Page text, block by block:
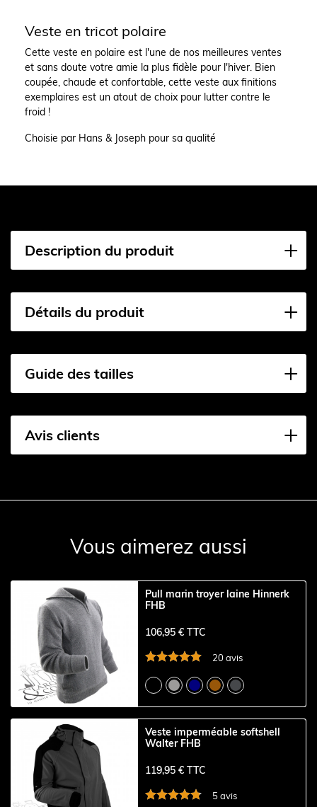
Veste en tricot polaire
Cette veste en polaire est l'une de nos meilleures ventes
et sans doute votre amie la plus fidèle pour l'hiver. Bien
coupée, chaude et confortable, cette veste aux finitions
exemplaires est un atout de choix pour lutter contre le
froid !
Choisie par Hans & Joseph pour sa qualité
Description du produit
Détails du produit
Guide des tailles
Avis clients
Vous aimerez aussi
Pull marin troyer laine Hinnerk
FHB
106,95 € TTC
20 avis
Veste imperméable softshell
Walter FHB
119,95 € TTC
5 avis